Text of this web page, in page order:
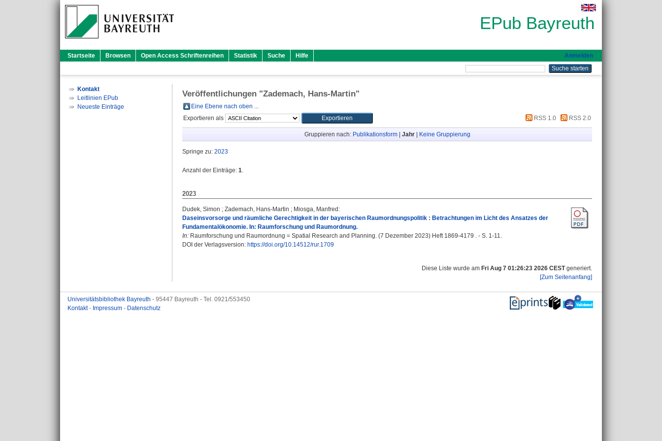
EPub Bayreuth
Startseite Browsen Open Access Schriftenreihen Statistik Suche Hilfe Anmelden
Kontakt
Leitlinien EPub
Neueste Einträge
Veröffentlichungen "Zademach, Hans-Martin"
Eine Ebene nach oben ...
Exportieren als
RSS 1.0 RSS 2.0
Gruppieren nach: Publikationsform| Jahr| Keine Gruppierung
Springe zu: 2023
Anzahl der Einträge: 1.
2023
Dudek, Simon ; Zademach, Hans-Martin ; Miosga, Manfred :
Daseinsvorsorge und räumliche Gerechtigkeit in der bayerischen Raumordnungspolitik : Betrachtungen im Licht des Ansatzes der
Fundamentalökonomie. In: Raumforschung und Raumordnung.
In: Raumforschung und Raumordnung = Spatial Research and Planning. (7 Dezember 2023) Heft 1869-4179 . - S. 1-11.
DOI der Verlagsversion: https://doi.org/10.14512/rur.1709
Diese Liste wurde am Fri Aug 7 01:26:23 2026 CESTgeneriert.
[Zum Seitenanfang]
Universitätsbibliothek Bayreuth - 95447 Bayreuth - Tel. 0921/553450
Kontakt- Impressum - Datenschutz